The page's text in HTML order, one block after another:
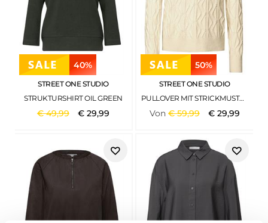
40%
STREET ONE STUDIO
STRUKTURSHIRT OIL GREEN
€49,99 € 29,99
50%
STREET ONE STUDIO
PULLOVER MIT STRICKMUSTER SOFT BEIGE
Von€59,99 €29,99